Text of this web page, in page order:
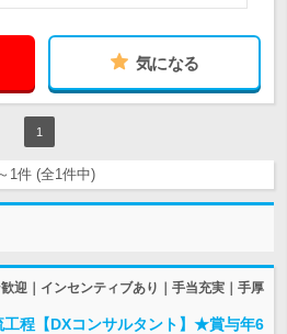
気になる
1
1件 (全1件中)
迎｜インセンティブあり｜手当充実｜手厚
工程【DXコンサルタント】★賞与年6